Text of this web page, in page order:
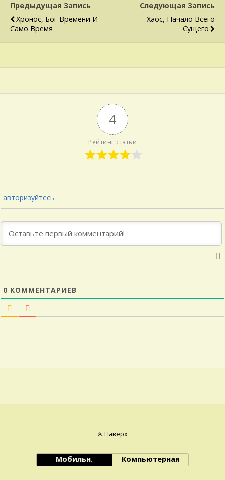
Предыдущая Запись
Хронос, Бог Времени И
Само Время
Следующая Запись
Хаос, Начало Всего
Сущего
4
Рейтинг статьи
авторизуйтесь
0 КОММЕНТАРИЕВ
Наверх
Мобильн. Компьютерная